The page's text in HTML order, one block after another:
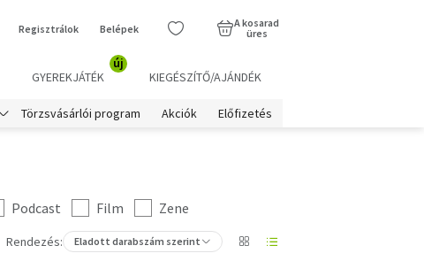
Regisztrálok Belépek
A kosarad
üres
GYEREKJÁTÉK
új
KIEGÉSZÍTŐ/AJÁNDÉK
Törzsvásárlói program Akciók Előfizetés
Podcast Film
Zene
Rendezés: Eladott darabszám szerint